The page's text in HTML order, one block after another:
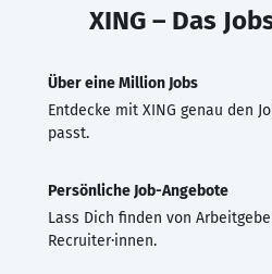
XING – Das
Über eine Million Jobs
Entdecke mit XING genau den
passt.
Persönliche Job-Angebote
Lass Dich finden von
Recruiter·innen.